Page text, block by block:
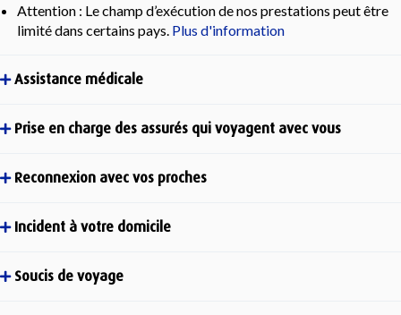
Attention : Le champ d’exécution de nos prestations peut être
limité dans certains pays. Plus d'information
Assistance médicale
Prise en charge des assurés qui voyagent avec vous
Reconnexion avec vos proches
Incident à votre domicile
Soucis de voyage